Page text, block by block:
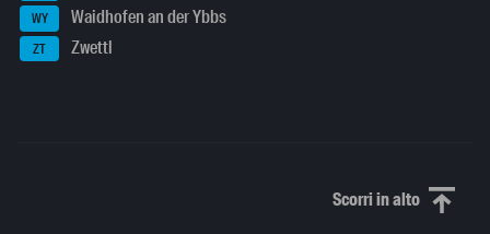
WY Waidhofen an der Ybbs
ZT Zwettl
Scorri in altoScorri in alto